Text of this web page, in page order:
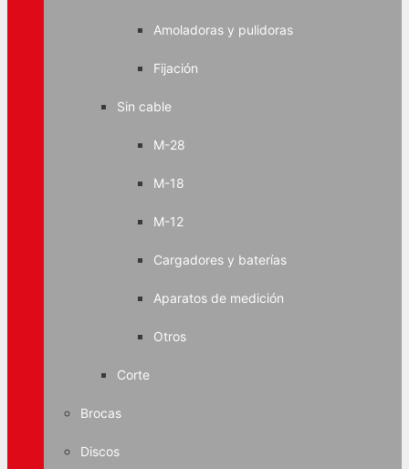
Amoladoras y pulidoras
Fijación
Sin cable
M-28
M-18
M-12
Cargadores y baterías
Aparatos de medición
Otros
Corte
Brocas
Discos